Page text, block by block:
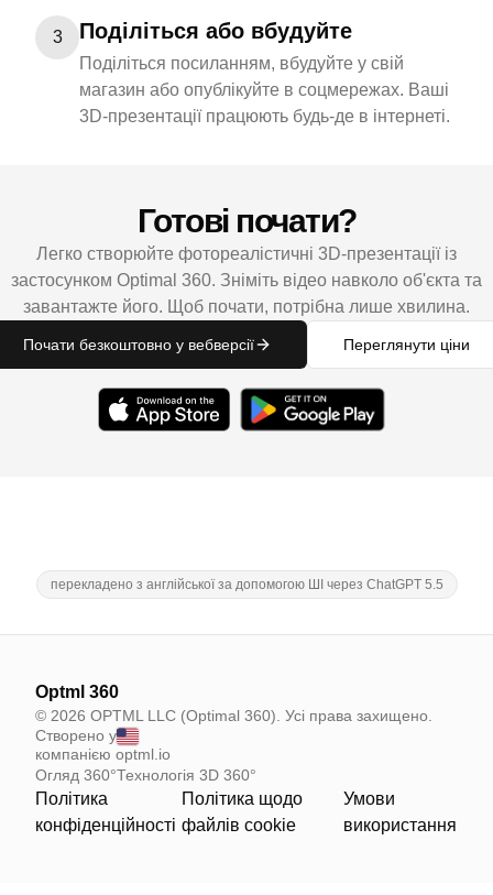
3 Поділіться або вбудуйте
Поділіться посиланням, вбудуйте у свій
магазин або опублікуйте в соцмережах. Ваші
3D-презентації працюють будь-де в інтернеті.
Готові почати?
Легко створюйте фотореалістичні 3D-презентації із
застосунком Optimal 360. Зніміть відео навколо об'єкта та
завантажте його. Щоб почати, потрібна лише хвилина.
Почати безкоштовно у вебверсії Переглянути ціни
перекладено з англійської за допомогою ШІ через ChatGPT 5.5
Optml 360
© 2026 OPTML LLC (Optimal 360). Усі права захищено.
Створено у
компанією optml.io
Огляд 360°Технологія 3D 360°
Політика
конфіденційності
Політика щодо
файлів cookie
Умови
використання